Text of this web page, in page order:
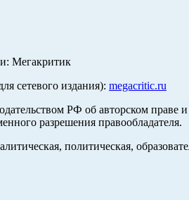
Мегакритик
сетевого издания): megacritic.ru
РФ об авторском
разрешения правообладателя.
политическая,